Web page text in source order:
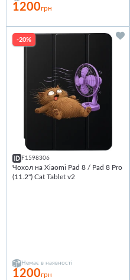
1200грн
-20%
F1598306
Чохол на Xiaomi Pad 8 / Pad 8 Pro
(11.2") Cat Tablet v2
Немає в наявності
1200грн